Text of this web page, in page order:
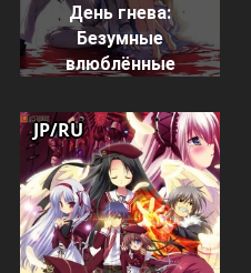
День гнева:
Безумные
влюблённые
JP/RU